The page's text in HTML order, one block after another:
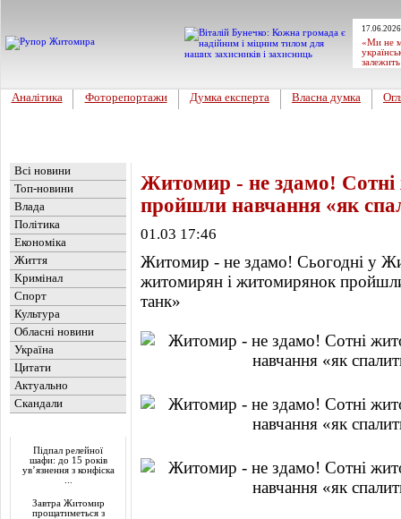
«Ми не
Аналітика Фоторепортажи Думка експерта Власна думка
Всі новини
Топ-новини
Влада
Політика
Економіка
Життя
Кримінал
Спорт
Культура
Обласні новини
Україна
Цитати
Актуально
Скандали
Підпал релейної
шафи: до 15 років
ув’язнення з конфіска
Завтра Житомир
прощатиметься з
Житомир - не здамо!
пройшли навчання «як
01.03 17:46
Житомир - не здамо! Сьогодні у
житомирян і житомирянок
танк»